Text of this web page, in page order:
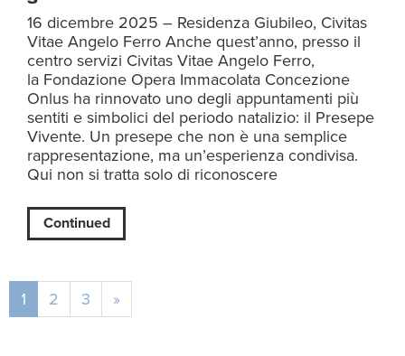
16 dicembre 2025 – Residenza Giubileo, Civitas
Vitae Angelo Ferro Anche quest’anno, presso il
centro servizi Civitas Vitae Angelo Ferro,
la Fondazione Opera Immacolata Concezione
Onlus ha rinnovato uno degli appuntamenti più
sentiti e simbolici del periodo natalizio: il Presepe
Vivente. Un presepe che non è una semplice
rappresentazione, ma un’esperienza condivisa.
Qui non si tratta solo di riconoscere
Continued
1 2 3 »